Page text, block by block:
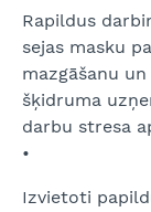
Rapildus
sejas masku
mazgāšanu
šķidruma
darbu stresa
•
Izvietoti